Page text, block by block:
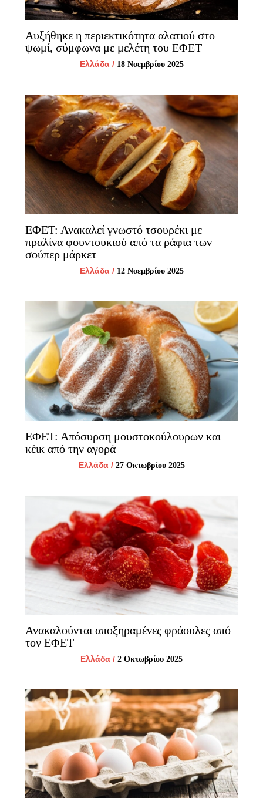
Αυξήθηκε η περιεκτικότητα αλατιού στο
ψωμί, σύμφωνα με μελέτη του ΕΦΕΤ
Ελλάδα/ 18 Νοεμβρίου 2025
ΕΦΕΤ: Ανακαλεί γνωστό τσουρέκι με
πραλίνα φουντουκιού από τα ράφια των
σούπερ μάρκετ
Ελλάδα/ 12 Νοεμβρίου 2025
ΕΦΕΤ: Απόσυρση μουστοκούλουρων και
κέικ από την αγορά
Ελλάδα/ 27 Οκτωβρίου 2025
Ανακαλούνται αποξηραμένες φράουλες από
τον ΕΦΕΤ
Ελλάδα / 2 Οκτωβρίου 2025